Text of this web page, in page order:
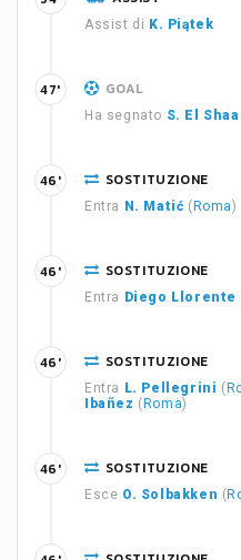
Assist di K. Piątek
GOAL
Ha segnato S. El
47'
SOSTITUZIONE
Entra N. Matić ( Roma)
46'
SOSTITUZIONE
Entra Diego Llorente
46'
SOSTITUZIONE
Entra L. Pellegrini (
Ibañez ( Roma)
46'
SOSTITUZIONE
Esce O. Solbakken (
46'